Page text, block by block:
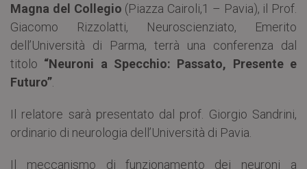
Magna del Collegio (Piazza Cairoli,1 – Pavia), il Prof.
Giacomo Rizzolatti, Neuroscienziato, Emerito
dell’Università di Parma, terrà una conferenza dal
titolo “Neuroni a Specchio: Passato, Presente e
Futuro”
Il relatore sarà presentato dal prof. Giorgio Sandrini,
ordinario di neurologia dell’Università di Pavia.
Il meccanismo di funzionamento dei neuroni a